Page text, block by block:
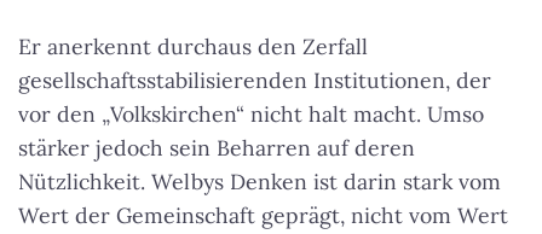
Er anerkennt durchaus den Zerfall
gesellschaftsstabilisierenden Institutionen, der
vor den „Volkskirchen“ nicht halt macht. Umso
stärker jedoch sein Beharren auf deren
Nützlichkeit. Welbys Denken ist darin stark vom
Wert der Gemeinschaft geprägt, nicht vom Wert